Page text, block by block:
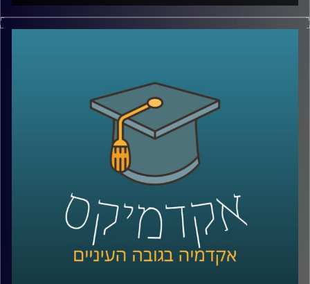
איפה אתן על הציר הכלכלי-פוליטי? יודעים
בסיסיים בכלכלה שהפכו פופוליסטיים, ועושה
זאת דרך מקרה הבוחן של ארגוני עובדים במגזר
הציבורי בישראל.
AudioVersity